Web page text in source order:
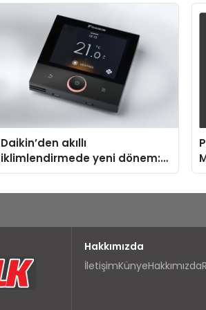
TSSA Düzenleyici Onaylarını
Daikin’den akıllı
iklimlendirmede yeni dönem:
Madoka Plus Türkiye’de
Hakkımızda
İletişimKünyeHakkımızda